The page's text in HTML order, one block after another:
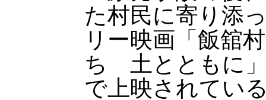
た村民に寄り添
リー映画「飯舘
ち 土とともに
で上映されてい